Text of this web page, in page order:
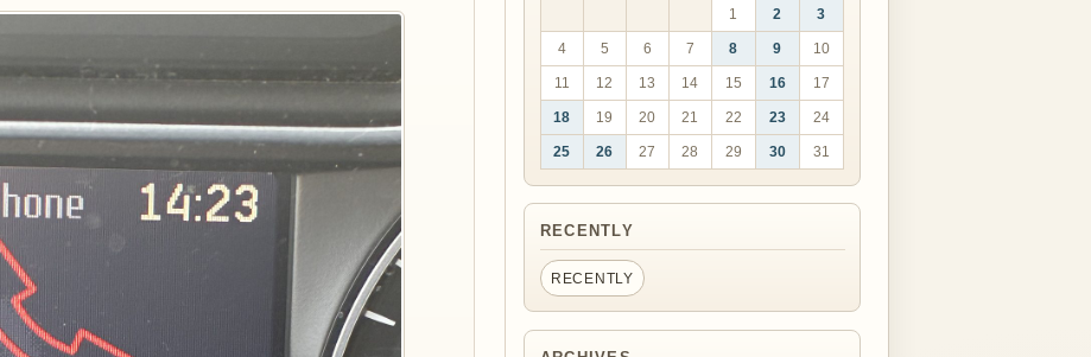
1 2 3
4 5 6 7 8 9 10
11 12 13 14 15 16 17
18 19 20 21 22 23 24
25 26 27 28 29 30 31
RECENTLY
RECENTLY